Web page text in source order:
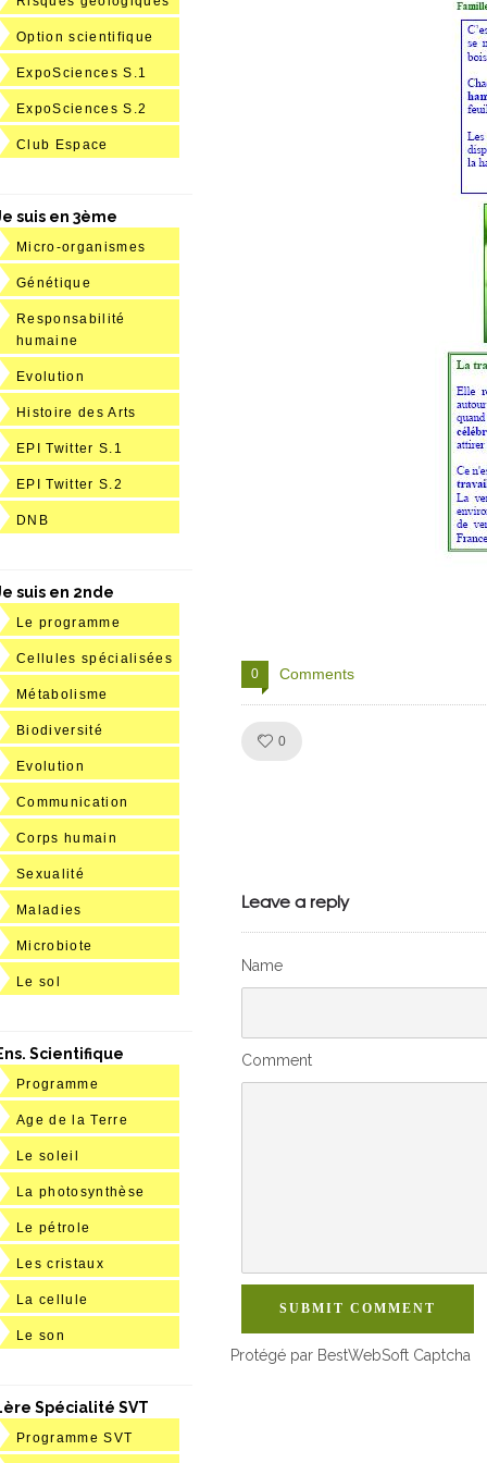
0 Comments
0
Leave a reply
Name
Comment
SUBMIT COMMENT
Protégé par BestWebSoft Captcha
Option scientifique
ExpoSciences S.1
ExpoSciences S.2
Club Espace
suis en 3ème
Micro-organismes
Génétique
Responsabilité
humaine
Evolution
Histoire des Arts
EPI Twitter S.1
EPI Twitter S.2
DNB
suis en 2nde
Le programme
Cellules spécialisées
Métabolisme
Biodiversité
Evolution
Communication
Corps humain
Sexualité
Maladies
Microbiote
Le sol
Scientifique
Programme
Age de la Terre
Le soleil
La photosynthèse
Le pétrole
Les cristaux
La cellule
Le son
Spécialité SVT
Programme SVT